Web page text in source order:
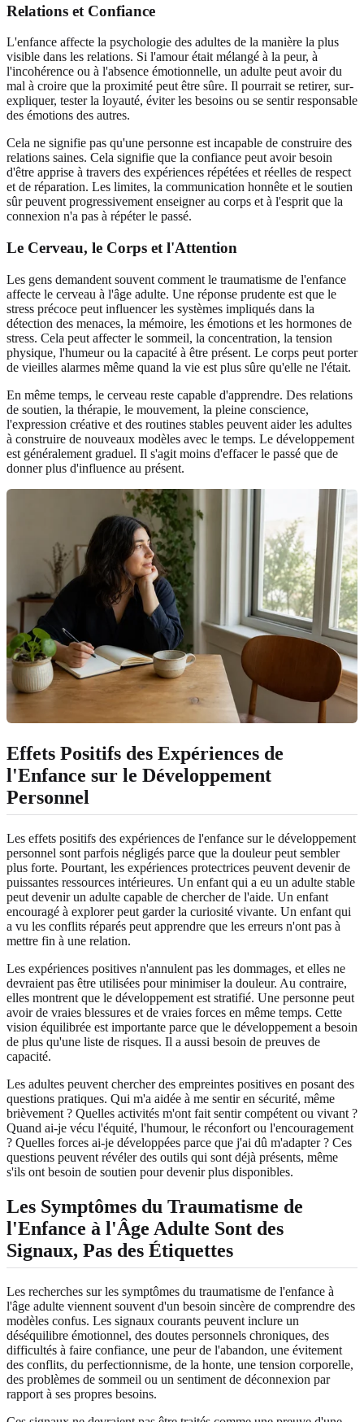
Relations et Confiance
L'enfance affecte la psychologie des adultes de la manière la plus
visible dans les relations. Si l'amour était mélangé à la peur, à
l'incohérence ou à l'absence émotionnelle, un adulte peut avoir du
mal à croire que la proximité peut être sûre. Il pourrait se retirer, sur-
expliquer, tester la loyauté, éviter les besoins ou se sentir responsable
des émotions des autres.
Cela ne signifie pas qu'une personne est incapable de construire des
relations saines. Cela signifie que la confiance peut avoir besoin
d'être apprise à travers des expériences répétées et réelles de respect
et de réparation. Les limites, la communication honnête et le soutien
sûr peuvent progressivement enseigner au corps et à l'esprit que la
connexion n'a pas à répéter le passé.
Le Cerveau, le Corps et l'Attention
Les gens demandent souvent comment le traumatisme de l'enfance
affecte le cerveau à l'âge adulte. Une réponse prudente est que le
stress précoce peut influencer les systèmes impliqués dans la
détection des menaces, la mémoire, les émotions et les hormones de
stress. Cela peut affecter le sommeil, la concentration, la tension
physique, l'humeur ou la capacité à être présent. Le corps peut porter
de vieilles alarmes même quand la vie est plus sûre qu'elle ne l'était.
En même temps, le cerveau reste capable d'apprendre. Des relations
de soutien, la thérapie, le mouvement, la pleine conscience,
l'expression créative et des routines stables peuvent aider les adultes
à construire de nouveaux modèles avec le temps. Le développement
est généralement graduel. Il s'agit moins d'effacer le passé que de
donner plus d'influence au présent.
Effets Positifs des Expériences de
l'Enfance sur le Développement
Personnel
Les effets positifs des expériences de l'enfance sur le développement
personnel sont parfois négligés parce que la douleur peut sembler
plus forte. Pourtant, les expériences protectrices peuvent devenir de
puissantes ressources intérieures. Un enfant qui a eu un adulte stable
peut devenir un adulte capable de chercher de l'aide. Un enfant
encouragé à explorer peut garder la curiosité vivante. Un enfant qui
a vu les conflits réparés peut apprendre que les erreurs n'ont pas à
mettre fin à une relation.
Les expériences positives n'annulent pas les dommages, et elles ne
devraient pas être utilisées pour minimiser la douleur. Au contraire,
elles montrent que le développement est stratifié. Une personne peut
avoir de vraies blessures et de vraies forces en même temps. Cette
vision équilibrée est importante parce que le développement a besoin
de plus qu'une liste de risques. Il a aussi besoin de preuves de
capacité.
Les adultes peuvent chercher des empreintes positives en posant des
questions pratiques. Qui m'a aidée à me sentir en sécurité, même
brièvement ? Quelles activités m'ont fait sentir compétent ou vivant ?
Quand ai-je vécu l'équité, l'humour, le réconfort ou l'encouragement
? Quelles forces ai-je développées parce que j'ai dû m'adapter ? Ces
questions peuvent révéler des outils qui sont déjà présents, même
s'ils ont besoin de soutien pour devenir plus disponibles.
Les Symptômes du Traumatisme de
l'Enfance à l'Âge Adulte Sont des
Signaux, Pas des Étiquettes
Les recherches sur les symptômes du traumatisme de l'enfance à
l'âge adulte viennent souvent d'un besoin sincère de comprendre des
modèles confus. Les signaux courants peuvent inclure un
déséquilibre émotionnel, des doutes personnels chroniques, des
difficultés à faire confiance, une peur de l'abandon, une évitement
des conflits, du perfectionnisme, de la honte, une tension corporelle,
des problèmes de sommeil ou un sentiment de déconnexion par
rapport à ses propres besoins.